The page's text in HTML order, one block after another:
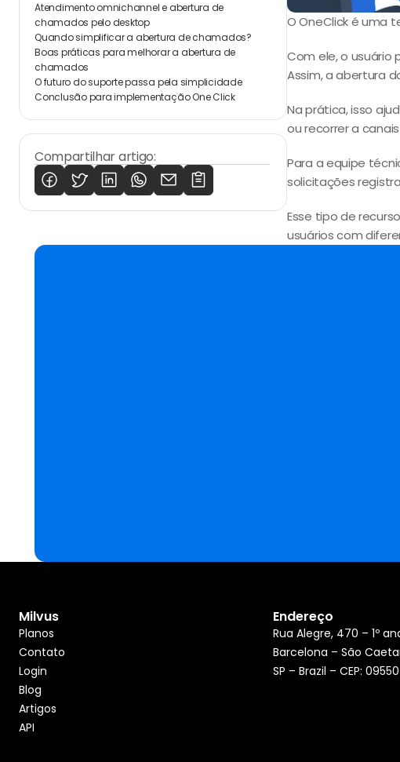
Atendimento omnichannel e abertura de
chamados pelo desktop
Quando simplificar a abertura de chamados?
Boas práticas para melhorar a abertura de
chamados
O futuro do suporte passa pela simplicidade
Conclusão para implementação One Click
Compartilhar artigo:
O OneClick é uma
Com ele, o
Assim, a abertura
Na prática, isso
ou recorrer a
Para a equipe
solicitações
Esse tipo de
usuários com
Milvus
Planos
Contato
Login
Blog
Artigos
API
Endereço
Rua Alegre, 470 – 1º
Barcelona – São
SP – Brazil – CEP: